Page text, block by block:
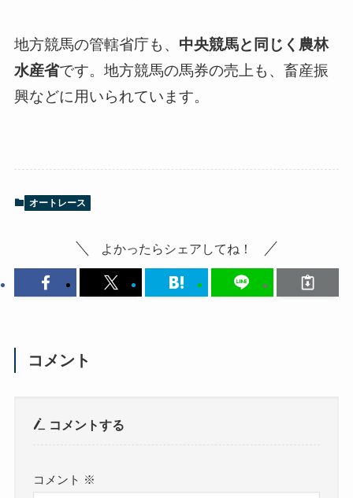
地方競馬の管轄省庁も、 中央競馬と同じく農林
水産省です。地方競馬の馬券の売上も、畜産振
興などに用いられています。
オートレース
よかったらシェアしてね！
コメント
コメントする
コメント ※